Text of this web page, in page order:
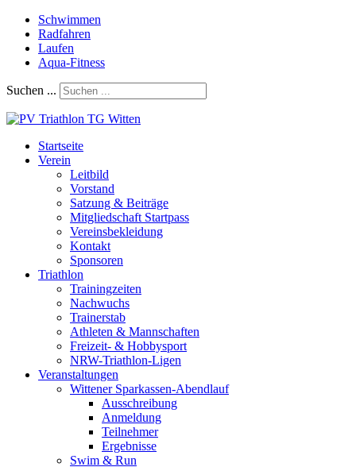
Schwimmen
Radfahren
Laufen
Aqua-Fitness
Suchen ...
Startseite
Verein
Leitbild
Vorstand
Satzung & Beiträge
Mitgliedschaft Startpass
Vereinsbekleidung
Kontakt
Sponsoren
Triathlon
Trainingzeiten
Nachwuchs
Trainerstab
Athleten & Mannschaften
Freizeit- & Hobbysport
NRW-Triathlon-Ligen
Veranstaltungen
Wittener Sparkassen-Abendlauf
Ausschreibung
Anmeldung
Teilnehmer
Ergebnisse
Swim & Run